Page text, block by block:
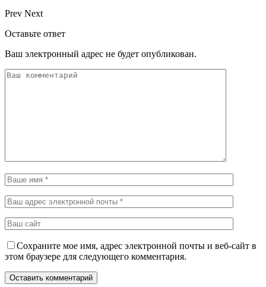
Prev Next
Оставьте ответ
Ваш электронный адрес не будет опубликован.
Сохраните мое имя, адрес электронной почты и веб-сайт в
этом браузере для следующего комментария.